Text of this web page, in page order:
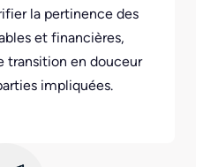
la pertinence des
et financières,
transition en douceur
impliquées.